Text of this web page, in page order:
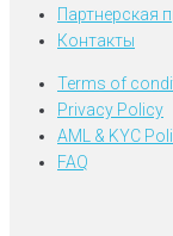
Партнерская
Контакты
Terms of
Privacy Policy
AML & KYC
FAQ